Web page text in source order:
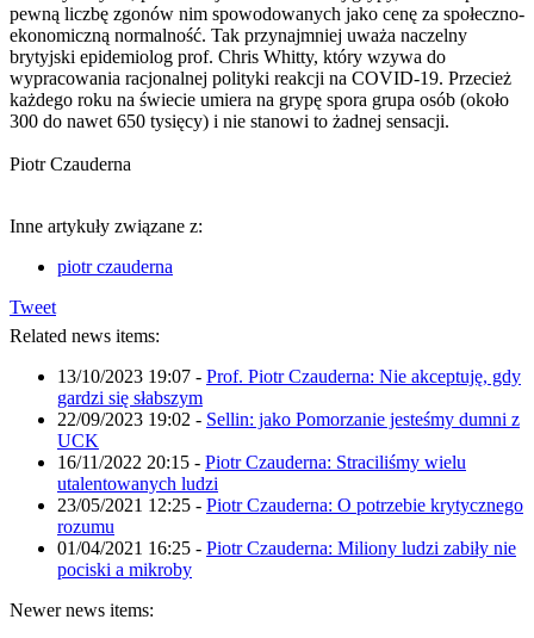
pewną liczbę zgonów nim spowodowanych jako cenę za społeczno-
ekonomiczną normalność. Tak przynajmniej uważa naczelny
brytyjski epidemiolog prof. Chris Whitty, który wzywa do
wypracowania racjonalnej polityki reakcji na COVID-19. Przecież
każdego roku na świecie umiera na grypę spora grupa osób (około
300 do nawet 650 tysięcy) i nie stanowi to żadnej sensacji.
Piotr Czauderna
Inne artykuły związane z:
piotr czauderna
Tweet
Related news items:
13/10/2023 19:07 - Prof. Piotr Czauderna: Nie akceptuję, gdy
gardzi się słabszym
22/09/2023 19:02 - Sellin: jako Pomorzanie jesteśmy dumni z
UCK
16/11/2022 20:15 - Piotr Czauderna: Straciliśmy wielu
utalentowanych ludzi
23/05/2021 12:25 - Piotr Czauderna: O potrzebie krytycznego
rozumu
01/04/2021 16:25 - Piotr Czauderna: Miliony ludzi zabiły nie
pociski a mikroby
Newer news items: